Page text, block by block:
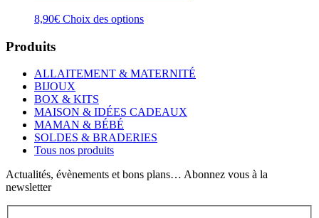
8,90€ Choix des optionsCe
variations.
Les
peuvent
être
choisies
sur
page
du
Produits
ALLAITEMENT & MATERNITÉ
BIJOUX
BOX & KITS
MAISON & IDÉES CADEAUX
MAMAN & BÉBÉ
SOLDES & BRADERIES
Tous nos produits
Actualités, évènements et bons plans… Abonnez vous à la
newsletter